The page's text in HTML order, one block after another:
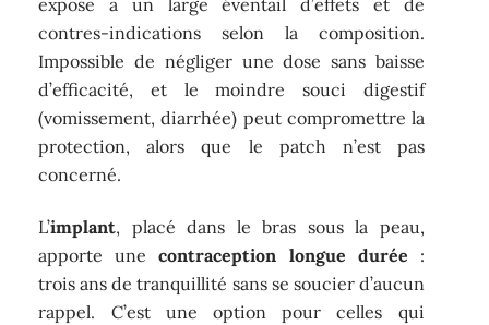
contres-indications selon la composition.
Impossible de négliger une dose sans baisse
d’efficacité, et le moindre souci digestif
(vomissement, diarrhée) peut compromettre la
protection, alors que le patch n’est pas
concerné.
L’implant, placé dans le bras sous la peau,
apporte unecontraception longue durée :
trois ans de tranquillité sans se soucier d’aucun
rappel. C’est une option pour celles qui